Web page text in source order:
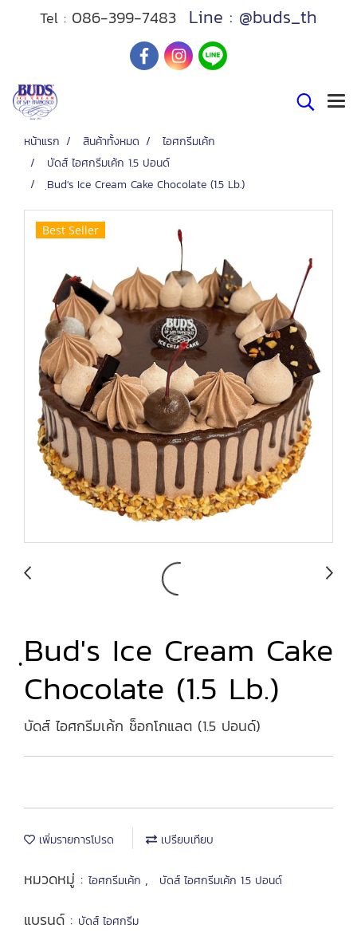
Tel : 086-399-7483 Line : @buds_th
หน้าแรก สินค้าทั้งหมด
ไอศกรีมเค้ก
บัดส์ ไอศกรีมเค้ก 1.5 ปอนด์
ฺBud's Ice Cream Cake Chocolate (1.5 Lb.)
Best Seller
ฺBud's Ice Cream Cake
Chocolate (1.5 Lb.)
บัดส์ ไอศกรีมเค้ก ช็อกโกแลต (1.5 ปอนด์)
เพิ่มรายการโปรด เปรียบเทียบ
หมวดหมู่ : ไอศกรีมเค้ก , บัดส์ ไอศกรีมเค้ก 1.5 ปอนด์
แบรนด์ : บัดส์ ไอศกรีม